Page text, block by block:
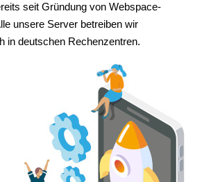
seit Gründung von Webspace-
unsere Server betreiben wir
in deutschen Rechenzentren.